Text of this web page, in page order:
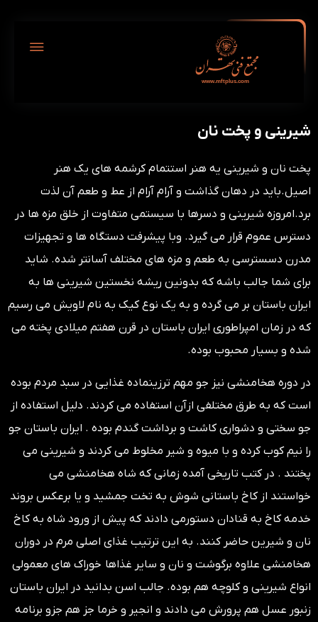
شیرینی و پخت نان
پخت نان و شیرینی یه هنر استتمام کرشمه های یک هنر
اصیل.باید در دهان گذاشت و آرام آرام از عط و طعم آن لذت
برد.امروزه شیرینی و دسرها با سیستمی متفاوت از خلق مزه ها در
دسترس عموم قرار می گیرد. وبا پیشرفت دستگاه ها و تجهیزات
مدرن دسسترسی به طعم و مزه های مختلف آسانتر شده. شاید
برای شما جالب باشه که بدونین ریشه نخستین شیرینی ها به
ایران باستان بر می گرده و به یک نوع کیک به نام لاویش می رسیم
که در زمان امپراطوری ایران باستان در قرن هفتم میلادی پخته می
شده و بسیار محبوب بوده.
در دوره هخامنشی نیز جو مهم ترزینماده غذایی در سبد مردم بوده
است که به طرق مختلفی ازآن استفاده می کردند. دلیل استفاده از
جو سختی و دشواری کاشت و برداشت گندم بوده . ایران باستان جو
را نیم کوب کرده و با میوه و شیر مخلوط می کردند و شیرینی می
پختند . در کتب تاریخی آمده زمانی که شاه هخامنشی می
خواستند از کاخ باستانی شوش به تخت جمشید و یا برعکس بروند
خدمه کاخ به قنادان دستورمی دادند که پیش از ورود شاه به کاخ
نان و شیرین حاضر کنند. به این ترتیب غذای اصلی مرم در دوران
هخامنشی علاوه برگوشت و نان و سایر غذاها خوراک های معمولی
انواع شیرینی و کلوچه هم بوده. جالب اسن بدانید در ایران باستان
زنبور عسل هم پرورش می دادند و انجیر و خرما جز هم جزو برنامه